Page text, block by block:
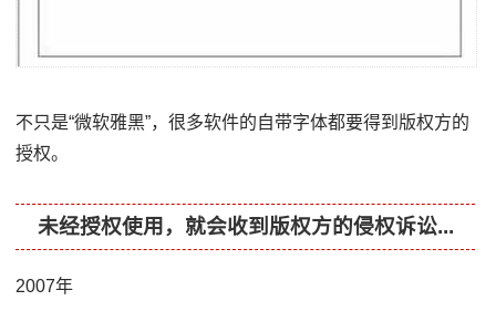
不只是“微软雅黑”，很多软件的自带字体都要得到版权方的
授权。
未经授权使用，就会收到版权方的侵权诉讼...
2007年